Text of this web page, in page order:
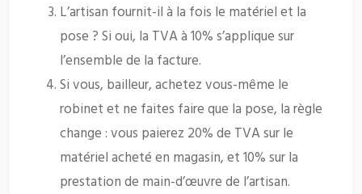
L’artisan fournit-il à la fois le matériel et la
pose ? Si oui, la TVA à 10% s’applique sur
l’ensemble de la facture.
Si vous, bailleur, achetez vous-même le
robinet et ne faites faire que la pose, la règle
change : vous paierez 20% de TVA sur le
matériel acheté en magasin, et 10% sur la
prestation de main-d’œuvre de l’artisan.